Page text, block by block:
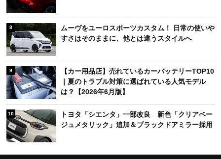
8
ムーヴをユーロスポーツカスタム！ 日常の使いや
すさはそのままに、他とは違うスタイルへ
9
【カー用品店】売れているカーバッテリーTOP10
｜夏のトラブル対策に選ばれている人気モデル
は？【2026年6月版】
10
トヨタ「シエンタ」一部改良 新色「クリアベー
ジュメタリック」追加＆ブラックドアミラー採用